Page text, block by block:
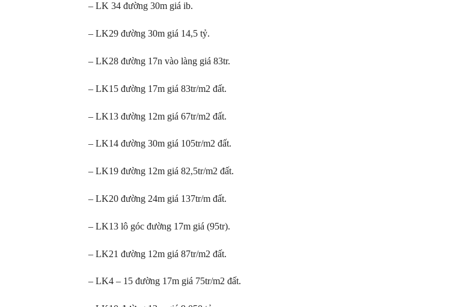
– LK 34 đường 30m giá ib.
– LK29 đường 30m giá 14,5 tỷ.
– LK28 đường 17n vào làng giá 83tr.
– LK15 đường 17m giá 83tr/m2 đất.
– LK13 đường 12m giá 67tr/m2 đất.
– LK14 đường 30m giá 105tr/m2 đất.
– LK19 đường 12m giá 82,5tr/m2 đất.
– LK20 đường 24m giá 137tr/m đất.
– LK13 lô góc đường 17m giá (95tr).
– LK21 đường 12m giá 87tr/m2 đất.
– LK4 – 15 đường 17m giá 75tr/m2 đất.